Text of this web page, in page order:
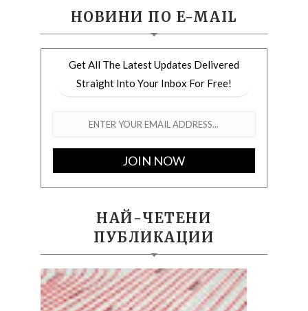
НОВИНИ ПО E-MAIL
Get All The Latest Updates Delivered
Straight Into Your Inbox For Free!
НАЙ-ЧЕТЕНИ
ПУБЛИКАЦИИ